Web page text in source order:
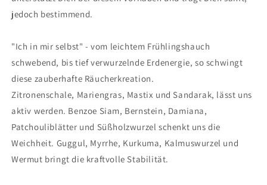
jedoch bestimmend.
"Ich in mir selbst" - vom leichtem Frühlingshauch
schwebend, bis tief verwurzelnde Erdenergie, so schwingt
diese zauberhafte Räucherkreation.
Zitronenschale, Mariengras, Mastix und Sandarak, lässt uns
aktiv werden. Benzoe Siam, Bernstein, Damiana,
Patchouliblätter und Süßholzwurzel schenkt uns die
Weichheit. Guggul, Myrrhe, Kurkuma, Kalmuswurzel und
Wermut bringt die kraftvolle Stabilität.